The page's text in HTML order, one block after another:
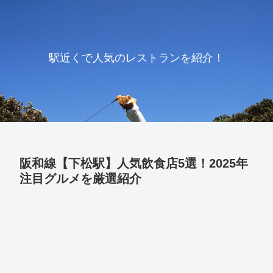
駅近くで人気のレストランを紹介！
阪和線【下松駅】人気飲食店5選！2025年
注目グルメを厳選紹介